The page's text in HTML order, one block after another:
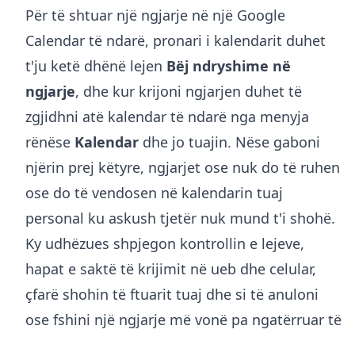
Për të shtuar një ngjarje në një Google
Calendar të ndarë, pronari i kalendarit duhet
t'ju ketë dhënë lejen Bëj ndryshime në
ngjarje, dhe kur krijoni ngjarjen duhet të
zgjidhni atë kalendar të ndarë nga menyja
rënëse Kalendar dhe jo tuajin. Nëse gaboni
njërin prej këtyre, ngjarjet ose nuk do të ruhen
ose do të vendosen në kalendarin tuaj
personal ku askush tjetër nuk mund t'i shohë.
Ky udhëzues shpjegon kontrollin e lejeve,
hapat e saktë të krijimit në ueb dhe celular,
çfarë shohin të ftuarit tuaj dhe si të anuloni
ose fshini një ngjarje më vonë pa ngatërruar të